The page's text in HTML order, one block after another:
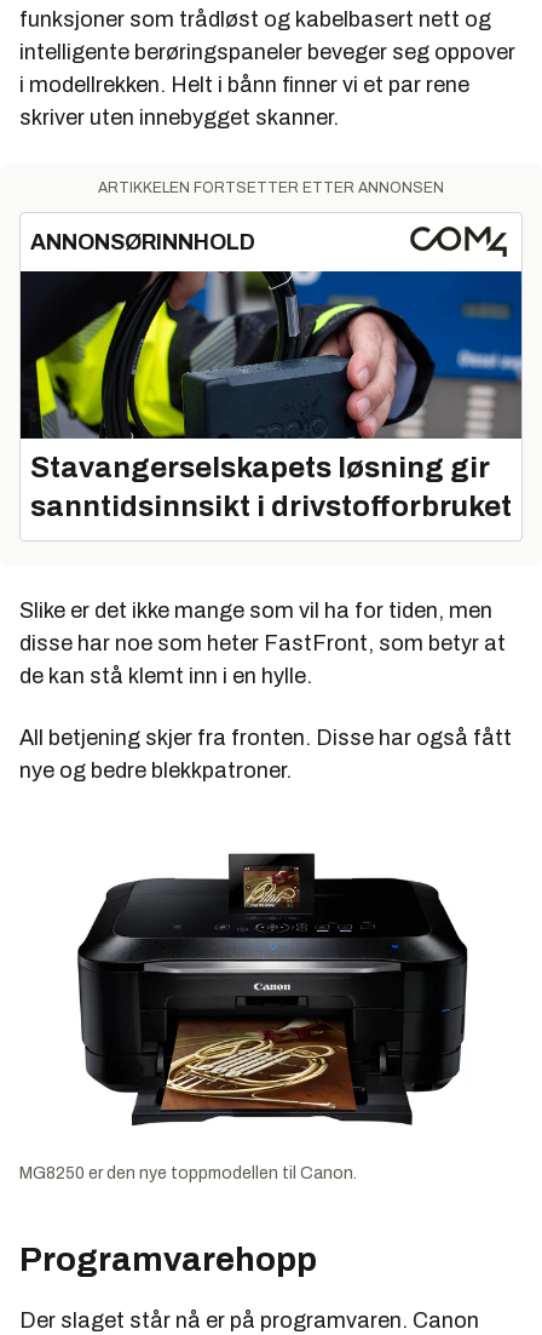
funksjoner som trådløst og kabelbasert nett og
intelligente berøringspaneler beveger seg oppover
i modellrekken. Helt i bånn finner vi et par rene
skriver uten innebygget skanner.
ARTIKKELEN FORTSETTER ETTER ANNONSEN
ANNONSØRINNHOLD
Stavangerselskapets løsning gir
sanntidsinnsikt i drivstofforbruket
Slike er det ikke mange som vil ha for tiden, men
disse har noe som heter FastFront, som betyr at
de kan stå klemt inn i en hylle.
All betjening skjer fra fronten. Disse har også fått
nye og bedre blekkpatroner.
MG8250 er den nye toppmodellen til Canon.
Programvarehopp
Der slaget står nå er på programvaren. Canon